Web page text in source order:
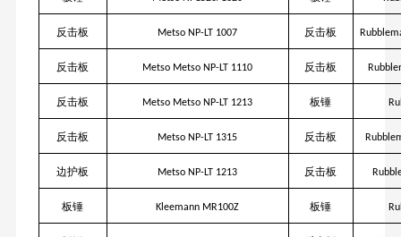
反击板 Metso NP-LT 1007 反击板
反击板 Metso Metso NP-LT 1110 反击板
反击板 Metso Metso NP-LT 1213 板锤
反击板 Metso NP-LT 1315 反击板
边护板 Metso NP-LT 1213 反击板
板锤 Kleemann MR100Z 板锤